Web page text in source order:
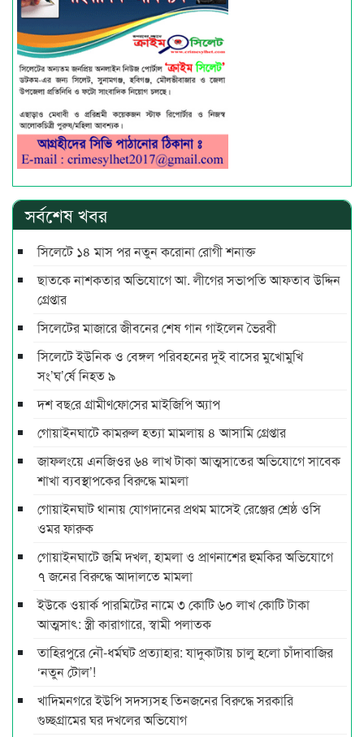
সর্বশেষ খবর
সিলেটে ১৪ মাস পর নতুন করোনা রোগী শনাক্ত
ছাতকে নাশকতার অভিযোগে আ. লীগের সভাপ‌তি আফতাব উদ্দিন
গ্রেপ্তার
সিলেটের মাজারে জীবনের শেষ গান গাইলেন ভৈরবী
সিলেটে ইউনিক ও বেঙ্গল পরিবহনের দুই বাসের মুখোমুখি
সং’ঘ’র্ষে নিহত ৯
দশ বছ‌রে গ্রামীণ‌ফো‌সের মাইজিপি অ্যাপ
গোয়াইনঘাটে কামরুল হত্যা মামলায় ৪ আসামি গ্রেপ্তার
জাফলংয়ে এনজিওর ৬৪ লাখ টাকা আত্মসাতের অভিযোগে সাবেক
শাখা ব্যবস্থাপকের বিরুদ্ধে মামলা
গোয়াইনঘাট থানায় যোগদানের প্রথম মাসেই রেঞ্জের শ্রেষ্ঠ ওসি
ওমর ফারুক
গোয়াইনঘাটে জমি দখল, হামলা ও প্রাণনাশের হুমকির অভিযোগে
৭ জনের বিরুদ্ধে আদালতে মামলা
ইউকে ওয়ার্ক পারমিটের নামে ৩ কোটি ৬০ লাখ কোটি টাকা
আত্মসাৎ: স্ত্রী কারাগারে, স্বামী পলাতক
তাহিরপুরে নৌ-ধর্মঘট প্রত্যাহার: যাদুকাটায় চালু হলো চাঁদাবাজির
‘নতুন টোল’!
খাদিমনগরে ইউপি সদস্যসহ তিনজনের বিরুদ্ধে সরকারি
গুচ্ছগ্রামের ঘর দখলের অভিযোগ